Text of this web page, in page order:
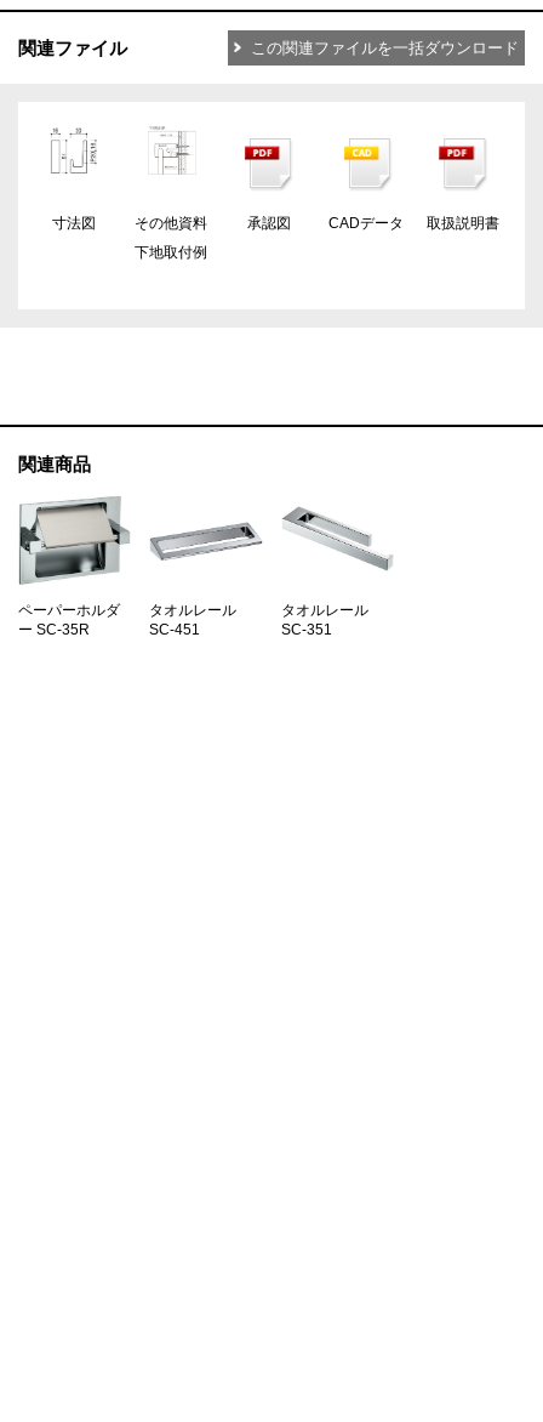
関連ファイル この関連ファイルを一括ダウンロード
寸法図
その他資料
下地取付例
承認図 CADデータ 取扱説明書
関連商品
ペーパーホルダ
ー SC-35R
タオルレール
SC-451
タオルレール
SC-351